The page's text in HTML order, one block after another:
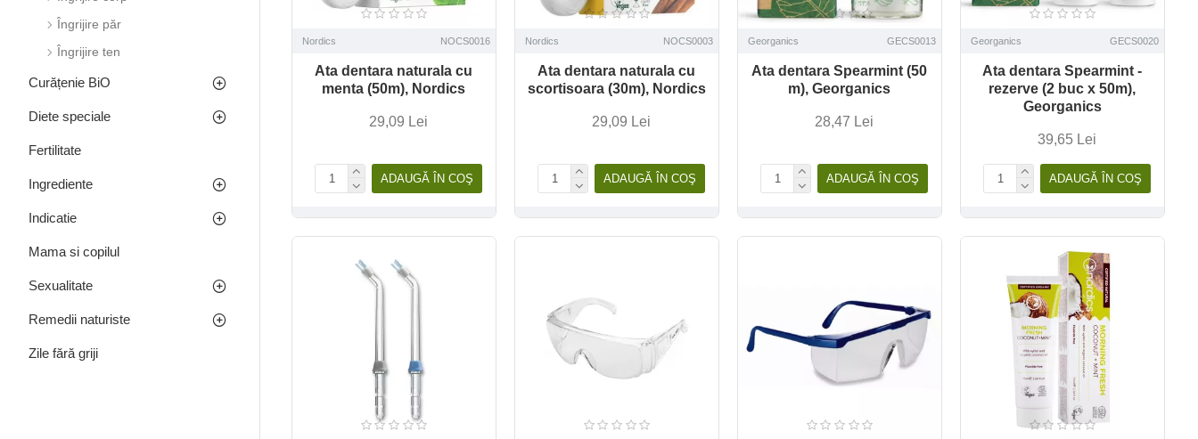
Îngrijire păr
Îngrijire ten
Curățenie BiO
Diete speciale
Fertilitate
Ingrediente
Indicatie
Mama si copilul
Sexualitate
Remedii naturiste
Zile fără griji
Nordics NOCS0016
Ata dentara naturala cu
menta (50m), Nordics
29,09 Lei
ADAUGĂ ÎN COŞ
Nordics NOCS0003
Ata dentara naturala cu
scortisoara (30m), Nordics
29,09 Lei
ADAUGĂ ÎN COŞ
Georganics GECS0013
Ata dentara Spearmint (50
m), Georganics
28,47 Lei
ADAUGĂ ÎN COŞ
Georganics GECS0020
Ata dentara Spearmint -
rezerve (2 buc x 50m),
Georganics
39,65 Lei
ADAUGĂ ÎN COŞ